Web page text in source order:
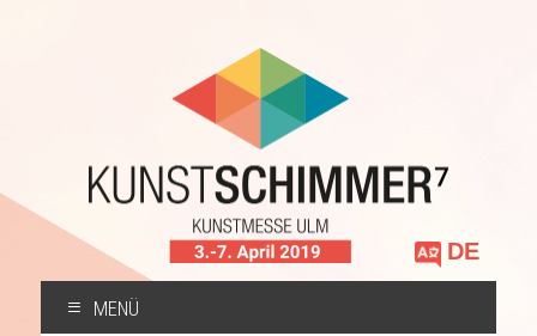
Sprache
auswählen
MENÜ